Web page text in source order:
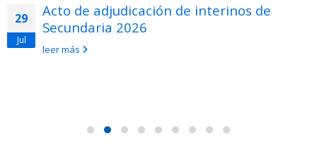
29
Jul
Acto de adjudicación de interinos de
Secundaria 2026
leer más